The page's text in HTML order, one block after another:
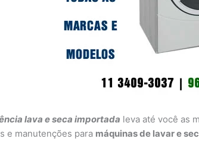
lava e seca importada leva até você as
e manutenções para máquinas de lavar e